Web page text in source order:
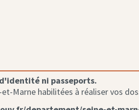
ni passeports.
Marne habilitées à réaliser vos